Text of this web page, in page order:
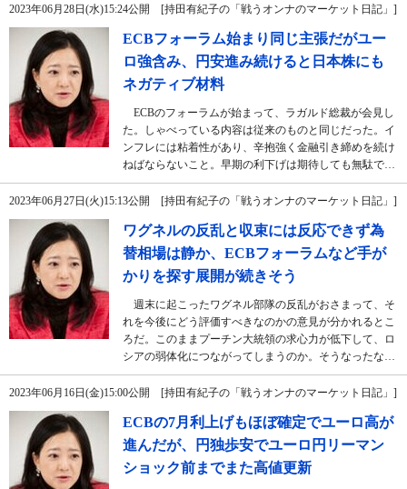
2023年06月28日(水)15:24公開 [持田有紀子の「戦うオンナのマーケット日記」]
ECBフォーラム始まり同じ主張だがユー
ロ強含み、円安進み続けると日本株にも
ネガティブ材料
ECBのフォーラムが始まって、ラガルド総裁が会見し
た。しゃべっている内容は従来のものと同じだった。イ
ンフレには粘着性があり、辛抱強く金融引き締めを続け
ねばならないこと。早期の利下げは期待しても無駄で…
2023年06月27日(火)15:13公開 [持田有紀子の「戦うオンナのマーケット日記」]
ワグネルの反乱と収束には反応できず為
替相場は静か、ECBフォーラムなど手が
かりを探す展開が続きそう
週末に起こったワグネル部隊の反乱がおさまって、そ
れを今後にどう評価すべきなのかの意見が分かれるとこ
ろだ。このままプーチン大統領の求心力が低下して、ロ
シアの弱体化につながってしまうのか。そうなったな…
2023年06月16日(金)15:00公開 [持田有紀子の「戦うオンナのマーケット日記」]
ECBの7月利上げもほぼ確定でユーロ高が
進んだが、円独歩安でユーロ円リーマン
ショック前までまた高値更新